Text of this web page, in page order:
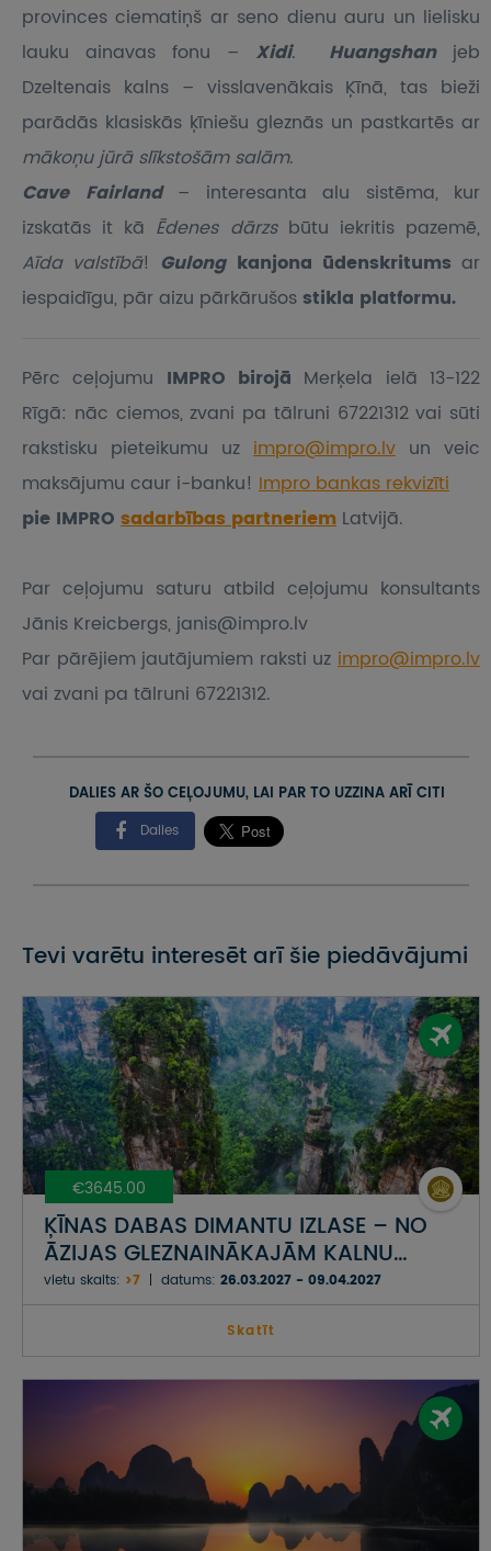
provinces ciematiņš ar seno dienu auru un lielisku
lauku ainavas fonu – Xidi. Huangshanjeb
Dzeltenais kalns – visslavenākais Ķīnā, tas bieži
parādās klasiskās ķīniešu gleznās un pastkartēs ar
mākoņu jūrā slīkstošām salām.
Cave Fairland– interesanta alu sistēma, kur
izskatās it kā Ēdenes dārzsbūtu iekritis pazemē,
Aīda valstībā! Gulongkanjona ūdenskritums ar
iespaidīgu, pār aizu pārkārušosstikla platformu.
Pērc ceļojumu IMPRO birojā Merķela ielā 13-122
Rīgā: nāc ciemos, zvani pa tālruni 67221312 vai sūti
rakstisku pieteikumu uz impro@impro.lv un veic
maksājumu caur i-banku! Impro bankas rekvizīti
pie IMPRO sadarbības partneriem Latvijā.
Par ceļojumu saturu atbild ceļojumu konsultants
Jānis Kreicbergs, janis@impro.lv
Par pārējiem jautājumiem raksti uz impro@impro.lv
vai zvani pa tālruni 67221312.
DALIES AR ŠO CEĻOJUMU, LAI PAR TO UZZINA ARĪ CITI
Dalies
Tevi varētu interesēt arī šie piedāvājumi
€3645.00
ĶĪNAS DABAS DIMANTU IZLASE – NO
ĀZIJAS GLEZNAINĀKAJĀM KALNU
AINAVĀM LĪDZ PASAULES
NEPARASTĀKAJIEM KLINŠU MEŽIEM
vietu skaits: >7 datums: 26.03.2027 - 09.04.2027
Skatīt